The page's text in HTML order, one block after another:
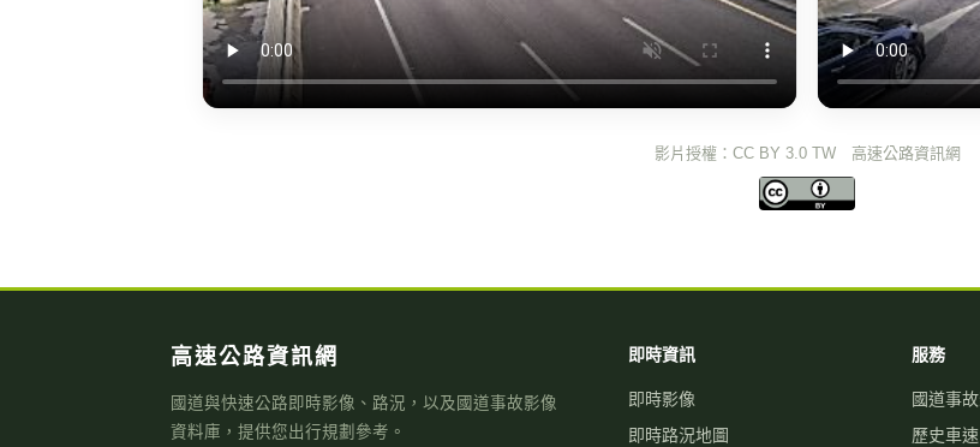
影片授權：CC BY 3.0 TW 高速公路資訊網
高速公路資訊網
國道與快速公路即時影像、路況，以及國道事故影像
資料庫，提供您出行規劃參考。
即時資訊
即時影像
即時路況地圖
服務
國道事
歷史車速